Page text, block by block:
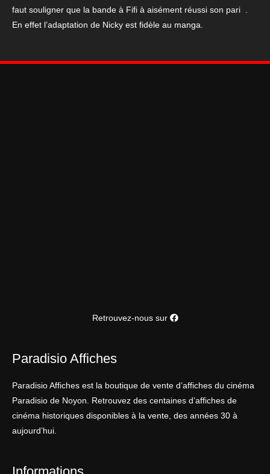
120x160
faut souligner que la bande à Fifi à aisément réussi son pari .
En effet l’adaptation de Nicky est fidèle au manga.
Retrouvez-nous sur
Paradisio Affiches
Paradisio Affiches est la boutique de vente d’affiches du cinéma
Paradisio de Noyon. Retrouvez des centaines d’affiches de
cinéma historiques disponibles à la vente, des années 30 à
aujourd’hui.